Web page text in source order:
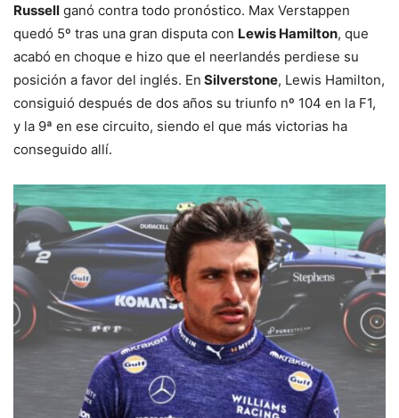
Russell ganó contra todo pronóstico. Max Verstappen
quedó 5º tras una gran disputa con Lewis Hamilton, que
acabó en choque e hizo que el neerlandés perdiese su
posición a favor del inglés. En Silverstone, Lewis Hamilton,
consiguió después de dos años su triunfo nº 104 en la F1,
y la 9ª en ese circuito, siendo el que más victorias ha
conseguido allí.